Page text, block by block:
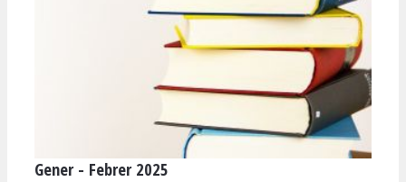
Diapositiva 1 de 1
Gener - Febrer 2025